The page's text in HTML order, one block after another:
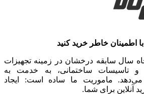
اطمینان خاطر خرید کنید
سال سابقه درخشان در زمینه تجهیزات
و تاسیسات ساختمانی، به خدمت به
می‌دهد. ماموریت ما ساده است: ایجاد
آنلاین برای شما.